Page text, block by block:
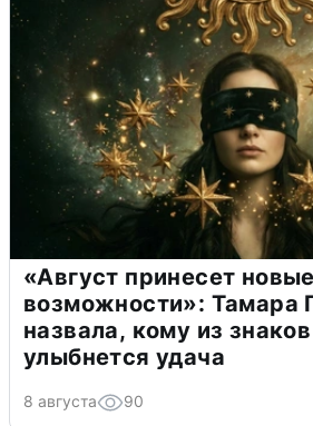
«Август принесет новые
возможности»: Тамара
назвала, кому из
улыбнется удача
8 августа 90